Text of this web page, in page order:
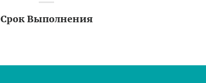
Срок Выполнения